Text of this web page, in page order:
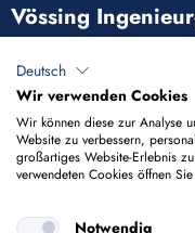
Vössing
Brunnenstraße 29-31
40223 Düsseldorf
+49 211
Deutsch
Wir verwenden Cookies
Wir können diese zur Analyse
Website zu verbessern,
großartiges Website-Erlebnis
verwendeten Cookies öffnen
Notwendig